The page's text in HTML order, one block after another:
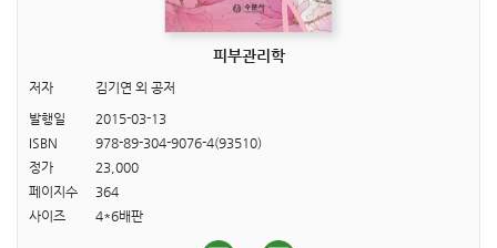
피부관리학
저자
김기연 외 공저
발행일
2015-03-13
ISBN
978-89-304-9076-4(93510)
정가
23,000
페이지수
364
사이즈
4*6배판